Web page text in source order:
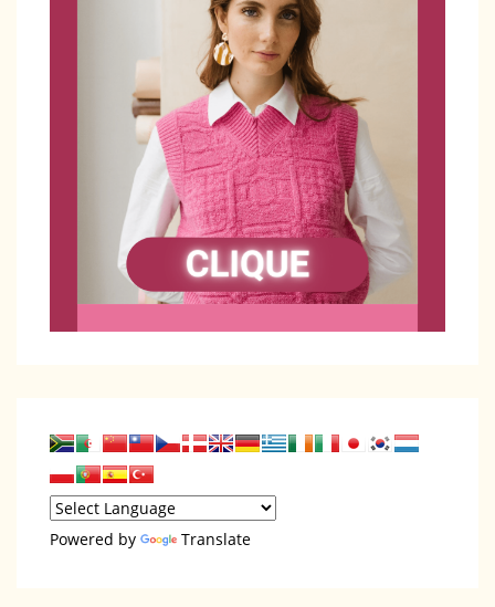
Powered by Translate